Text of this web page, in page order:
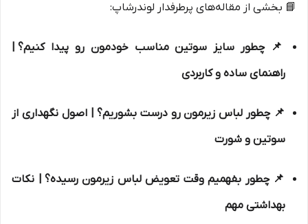
📘 بخشی از مقاله‌های پرطرفدار لوندرشاپ:
📌چطور سایز سوتین مناسب خودمون رو پیدا کنیم؟
راهنمای ساده و کاربردی
📌چطور لباس زیرمون رو درست بشوریم؟ | اصول نگهداری از
سوتین و شورت
📌چطور بفهمیم وقت تعویض لباس زیرمون رسیده؟ | نکات
بهداشتی مهم